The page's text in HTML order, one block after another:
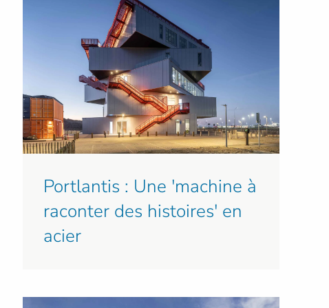
Portlantis : Une 'machine à
raconter des histoires' en
acier